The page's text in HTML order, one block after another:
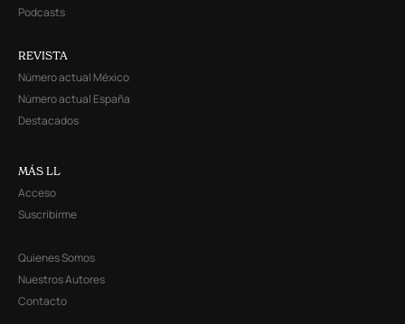
Podcasts
REVISTA
Número actual México
Número actual España
Destacados
MÁS LL
Acceso
Suscribirme
Quienes Somos
Nuestros Autores
Contacto